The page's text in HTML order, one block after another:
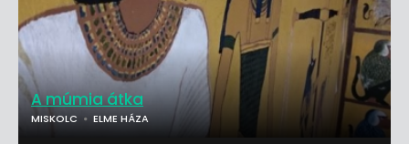
A múmia átka
MISKOLC ELME HÁZA